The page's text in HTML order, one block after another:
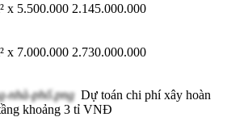
x 5.500.000 2.145.000.000
x 7.000.000 2.730.000.000
Dự toán chi phí xây hoàn
khoảng 3 tỉ VNĐ